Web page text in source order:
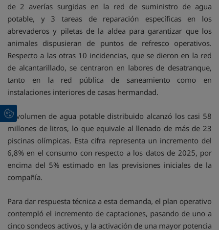
de 2 averías surgidas en la red de suministro de agua
potable, y 3 tareas de reparación específicas en los
abrevaderos y piletas de la aldea para garantizar que los
animales dispusieran de puntos de refresco operativos.
Respecto a las otras 10 incidencias, que se dieron en la red
de alcantarillado, se centraron en labores de desatranque,
tanto en la red pública de saneamiento como en
instalaciones interiores de casas hermandad.
El volumen de agua potable distribuido alcanzó los casi 58
millones de litros, lo que equivale al llenado de más de 23
piscinas olímpicas. Esta cifra representa un incremento del
6,8% en el consumo con respecto a los datos de 2025, por
encima del 5% estimado en las previsiones iniciales de la
compañía.
Para dar respuesta técnica a esta demanda, el plan operativo
contempló el incremento de captaciones, pasando de uno a
cinco sondeos activos, y la activación de una mayor potencia